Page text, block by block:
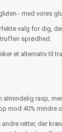
- med vores
valg for dig,
sprødhed.
et alternativ til
rasp,
mod 40% mindre
retter, der